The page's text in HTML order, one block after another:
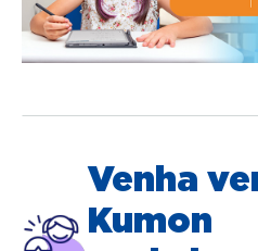
Venha
Kumon